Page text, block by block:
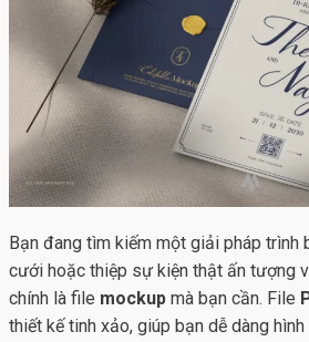
Bạn đang tìm kiếm một giải pháp trình
cưới hoặc thiệp sự kiện thật ấn tượng
chính là file mockup mà bạn cần. File
thiết kế tinh xảo, giúp bạn dễ dàng